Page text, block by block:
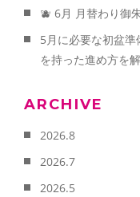
🫐 6月 月替わり御
5月に必要な初盆
を持った進め方を
ARCHIVE
2026.8
2026.7
2026.5